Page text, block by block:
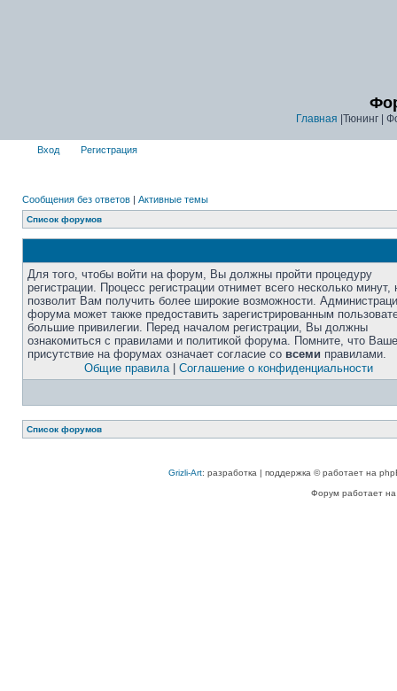
Главная |Тюнинг |
Вход Регистрация
Сообщения без ответов | Активные темы
Список форумов
Для того, чтобы войти на форум, Вы должны пройти процедуру
регистрации. Процесс регистрации отнимет всего несколько минут,
позволит Вам получить более широкие возможности.
форума может также предоставить зарегистрированным
большие привилегии. Перед началом регистрации, Вы должны
ознакомиться с правилами и политикой форума. Помните, что Ваше
присутствие на форумах означает согласие со всеми правилами.
Общие правила| Соглашение о конфиденциальности
Список форумов
Grizli-Art: разработка | поддержка © работает на
Форум работает